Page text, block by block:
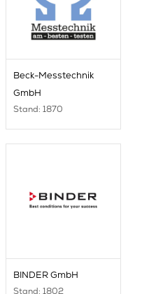
Beck-Messtechnik
GmbH
Stand: 1870
BINDER GmbH
Stand: 1802